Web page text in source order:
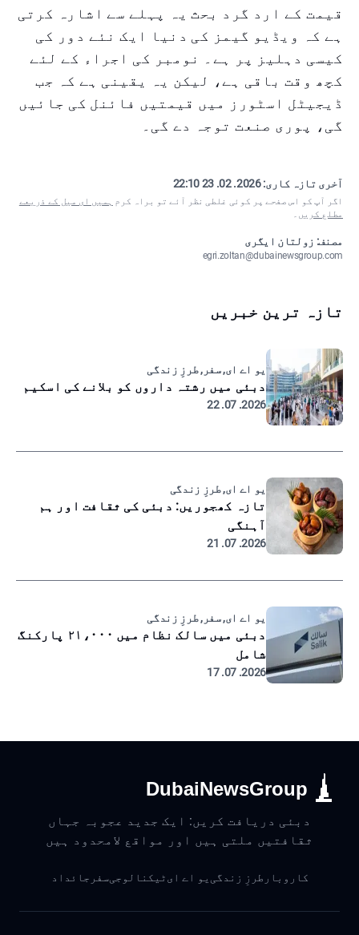
قیمت کے ارد گرد بحث یہ پہلے سے اشارہ کرتی
ہے کہ ویڈیو گیمز کی دنیا ایک نئے دور کی
کیسی دہلیز پر ہے۔ نومبر کی اجراء کے لئے
کچھ وقت باقی ہے، لیکن یہ یقینی ہے کہ جب
ڈیجیٹل اسٹورز میں قیمتیں فائنل کی جائیں
گی، پوری صنعت توجہ دے گی۔
آخری تازہ کاری:2026. 02. 23 22:10
اگر آپ کو اس صفحے پر کوئی غلطی نظر آئے تو براہ کرم ہمیں ای میل کے ذریعے
مطلع کریں ۔
مصنف: زولتان ایگری
egri.zoltan@dubainewsgroup.com
تازہ ترین خبریں
یو اے ای, سفر, طرزِ زندگی
دبئی میں رشتہ داروں کو بلانے کی اسکیم
2026. 07. 22
یو اے ای, طرزِ زندگی
تازہ کھجوریں: دبئی کی ثقافت اور ہم
آہنگی
2026. 07. 21
یو اے ای, سفر, طرزِ زندگی
دبئی میں سالک نظام میں ۲۱،۰۰۰ پارکنگ
شامل
2026. 07. 17
DubaiNewsGroup
دبئی دریافت کریں: ایک جدید عجوبہ جہاں
ثقافتیں ملتی ہیں اور مواقع لامحدود ہیں
کاروبار طرزِ زندگی یو اے ایٹیکنالوجیسفر جائداد